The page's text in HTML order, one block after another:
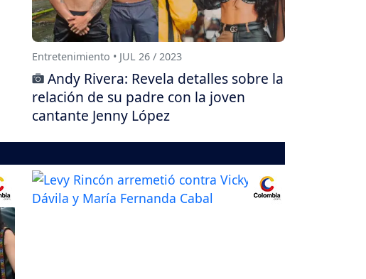
Entretenimiento • JUL 26 / 2023
Andy Rivera: Revela detalles sobre la
relación de su padre con la joven
cantante Jenny López